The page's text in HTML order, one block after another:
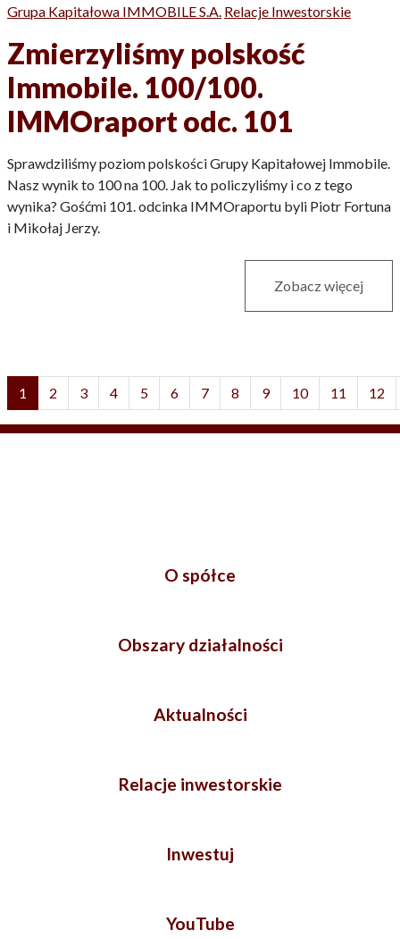
Grupa Kapitałowa IMMOBILE S.A. Relacje Inwestorskie
Zmierzyliśmy polskość
Immobile. 100/100.
IMMOraport odc. 101
Sprawdziliśmy poziom polskości Grupy Kapitałowej Immobile.
Nasz wynik to 100 na 100. Jak to policzyliśmy i co z tego
wynika? Gośćmi 101. odcinka IMMOraportu byli Piotr Fortuna
i Mikołaj Jerzy.
Zobacz więcej
1 2 3 4 5 6 7 8 9 10 11 12
O spółce
Obszary działalności
Aktualności
Relacje inwestorskie
Inwestuj
YouTube